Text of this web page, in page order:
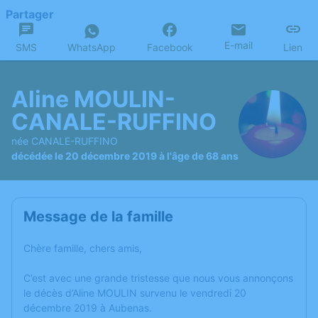
Partager
SMS WhatsApp Facebook E-mail Lien
Aline MOULIN-
CANALE-RUFFINO
née CANALE-RUFFINO
décédée le 20 décembre 2019 à l'âge de 68 ans
Message de la famille
Chère famille, chers amis,
C’est avec une grande tristesse que nous vous annonçons
le décès d’Aline MOULIN survenu le vendredi 20
décembre 2019 à Aubenas.